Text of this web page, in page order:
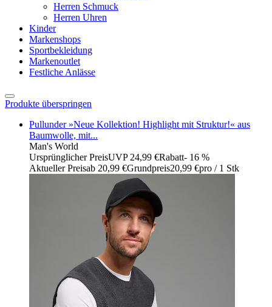
Herren Schmuck
Herren Uhren
Kinder
Markenshops
Sportbekleidung
Markenoutlet
Festliche Anlässe
Produkte überspringen
Pullunder »Neue Kollektion! Highlight mit Struktur!« aus
Baumwolle, mit...
Man's World
Ursprünglicher PreisUVP 24,99 €Rabatt- 16 %
Aktueller Preisab 20,99 €Grundpreis20,99 €pro / 1 Stk